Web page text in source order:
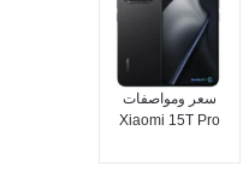
سعر ومواصفات
Xiaomi 15T Pro